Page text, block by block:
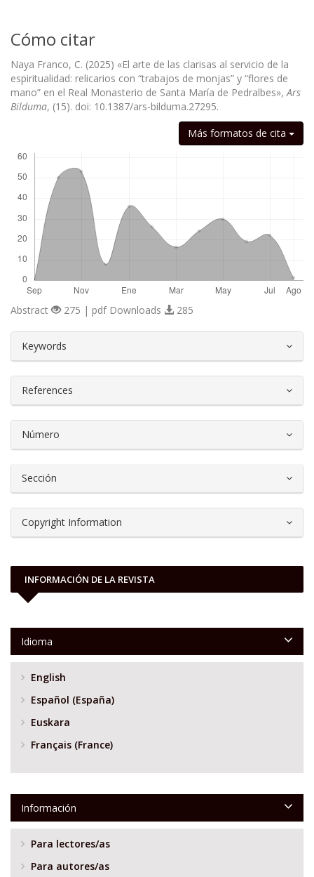
Cómo citar
Naya Franco, C. (2025) «El arte de las clarisas al servicio de la
espiritualidad: relicarios con “trabajos de monjas” y “flores de
mano” en el Real Monasterio de Santa María de Pedralbes»,Ars
Bilduma, (15). doi: 10.1387/ars-bilduma.27295.
Más formatos de cita
Abstract 275 | pdf Downloads 285
Keywords
References
Número
Sección
Copyright Information
INFORMACIÓN DE LA REVISTA
Idioma
English
Español (España)
Euskara
Français (France)
Información
Para lectores/as
Para autores/as